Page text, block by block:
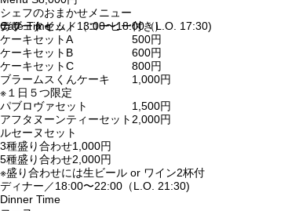
シェフのおまかせメニュー
カフェタイム／13:00〜18:00（L.O. 17:30)
Cafe Time
デザートセット（コーヒー付き）
ケーキセットA
ケーキセットB
ケーキセットC
ブラームスくんケーキ
※１日５つ限定
パブロヴァセット
アフタヌーンティーセット
500円
600円
800円
1,000円
1,500円
2,000円
ルセーヌセット
3種盛り合わせ
5種盛り合わせ
1,000円
2,000円
※盛り合わせには生ビール or ワイン2杯付
ディナー／18:00〜22:00（L.O. 21:30)
Dinner Time